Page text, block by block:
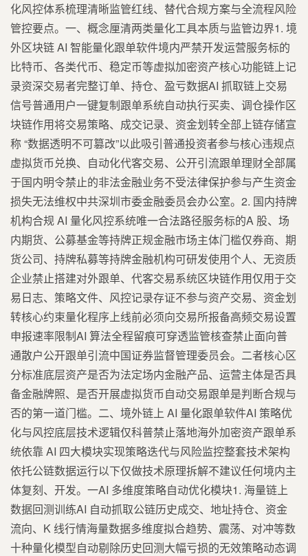
化风控体系梳理清晰监管红线、替代合规方案与全流程风险
管控要点。一、概念厘清两类量化工具本质与监管边界1. 境
外区块链 AI 智能量化跟单软件境内严禁开发运营服务标的
比特币、各类代币、稳定币等虚拟加密资产核心功能链上记
录资深交易者完整订单、持仓、盈亏数据AI 抓取链上交易
信号普通用户一键复制跟单系统自动执行买卖、调仓操作区
块链作用将交易策略、成交记录、资金划转全部上链存储宣
称 “数据透明不可篡改”以此吸引普通投资者参与核心违规点
虚拟货币兑换、自动化代客交易、公开引流跟单理财全部属
于国内明令禁止的非法金融业务不受法律保护参与产生资金
损失无法维权中共深圳市委金融委员会办公室。2. 国内持牌
机构合规 AI 量化风控系统唯一合法路径服务标的A 股、场
内期货、公募基金等持牌正规金融市场主体门槛仅券商、期
货公司、持牌私募等持牌金融机构可研发使用个人、无资质
企业禁止搭建对外跟单、代客交易系统区块链作用仅用于交
易日志、策略文件、风控记录存证不参与资产交易、资金划
转核心约束量化程序上线前必须向交易所报备高频交易设置
申报速率限制AI 算法全程留痕可穿透监管核查禁止面向普
通散户公开跟单引流中国证券监督管理委员会。二者核心区
分标准底层资产是否为法定场内金融产品、运营主体是否具
备金融牌照、是否开展虚拟货币自动交易跟单是判断合规与
否的第一道门槛。二、境外链上 AI 量化跟单软件AI 策略优
化与风控底层技术逻辑仅科普禁止落地海外加密资产跟单系
统依靠 AI 四大模块实现策略迭代与风险监控整套技术架构
依托公链数据运行以下仅做技术原理拆解不建议任何境内主
体复刻、开发。一AI 多维度策略自动优化模块1. 海量链上
数据回测训练AI 自动抓取公链历史成交、地址持仓、资金
流向、K 线行情海量数据多维度拟合趋势、震荡、对冲等数
十种量化模型自动剔除历史回测大幅亏损的无效策略动态调